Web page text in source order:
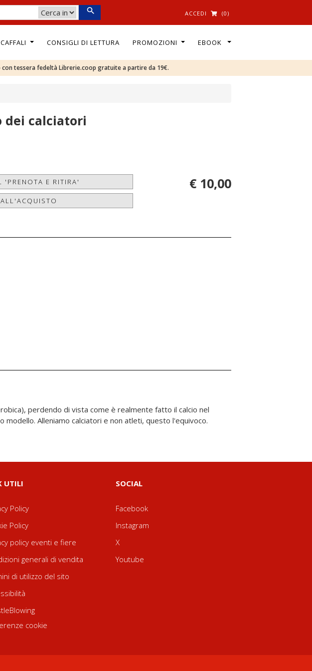
ACCEDI (0)
CONSIGLI DI LETTURA PROMOZIONI EBOOK
tessera fedeltà Librerie.coop gratuite a partire da 19€.
dei calciatori
'PRENOTA E RITIRA' € 10,00
modello. Alleniamo calciatori e non atleti, questo l'equivoco.
UTILI
Policy
Policy
policy eventi e fiere
generali di vendita
di utilizzo del sito
cookie
SOCIAL
Facebook
Instagram
X
Youtube